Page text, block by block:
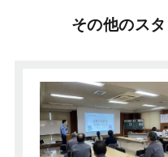
その他のス